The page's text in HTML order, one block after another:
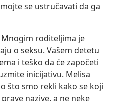
se ustručavati da ga
roditeljima je
o seksu. Vašem detetu
i teško da će započeti
inicijativu. Melisa
što smo rekli kako se koji
nazive, a ne neke